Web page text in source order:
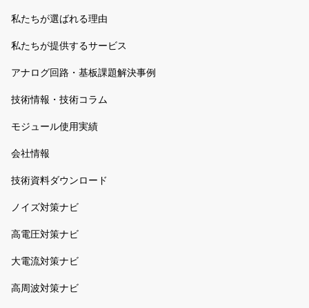
私たちが選ばれる理由
私たちが提供するサービス
アナログ回路・基板課題解決事例
技術情報・技術コラム
モジュール使用実績
会社情報
技術資料ダウンロード
ノイズ対策ナビ
高電圧対策ナビ
大電流対策ナビ
高周波対策ナビ